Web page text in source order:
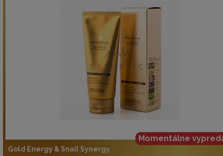
Momentálne
Gold Energy & Snail Synergy